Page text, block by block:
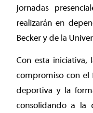
jornadas
realizarán en
Becker y de la
Con esta iniciativa,
compromiso con el
deportiva y la
consolidando a la